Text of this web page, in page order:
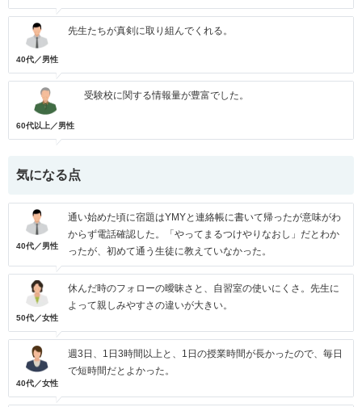
40代／男性
先生たちが真剣に取り組んでくれる。
60代以上／男性
受験校に関する情報量が豊富でした。
気になる点
40代／男性
通い始めた頃に宿題はYMYと連絡帳に書いて帰ったが意味がわ
からず電話確認した。「やってまるつけやりなおし」だとわか
ったが、初めて通う生徒に教えていなかった。
50代／女性
休んだ時のフォローの曖昧さと、自習室の使いにくさ。先生に
よって親しみやすさの違いが大きい。
40代／女性
週3日、1日3時間以上と、1日の授業時間が長かったので、毎日
で短時間だとよかった。